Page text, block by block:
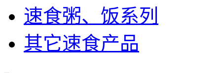
速食粥、饭系列
其它速食产品